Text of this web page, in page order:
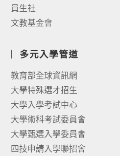
員生社
文教基金會
多元入學管道
教育部全球資訊網
大學特殊選才招生
大學入學考試中心
大學術科考試委員會
大學甄選入學委員會
四技申請入學聯招會